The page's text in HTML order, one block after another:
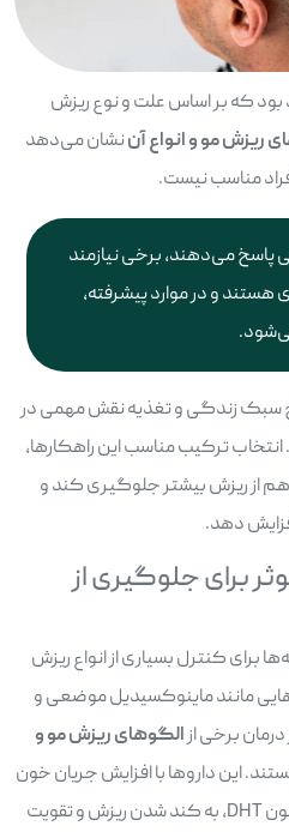
بود که بر اساس علت و نوع ریزش
ریزش مو و انواع آننشان می‌دهد
مناسب نیست.
پاسخ می‌دهند، برخی نیازمند
و در موارد پیشرفته،
سبک زندگی و تغذیه نقش مهمی در
ترکیب مناسب این راهکارها،
از ریزش بیشتر جلوگیری کند و
دهد.
برای جلوگیری از
برای کنترل بسیاری از انواع ریزش
مانند ماینوکسیدیل موضعی و
برخی ازالگوهای ریزش مو و
این داروها با افزایش جریان خون
به فولیکول‌ها یا کاهش اثر هورمون DHT، به کند شدن ریزش و تقویت